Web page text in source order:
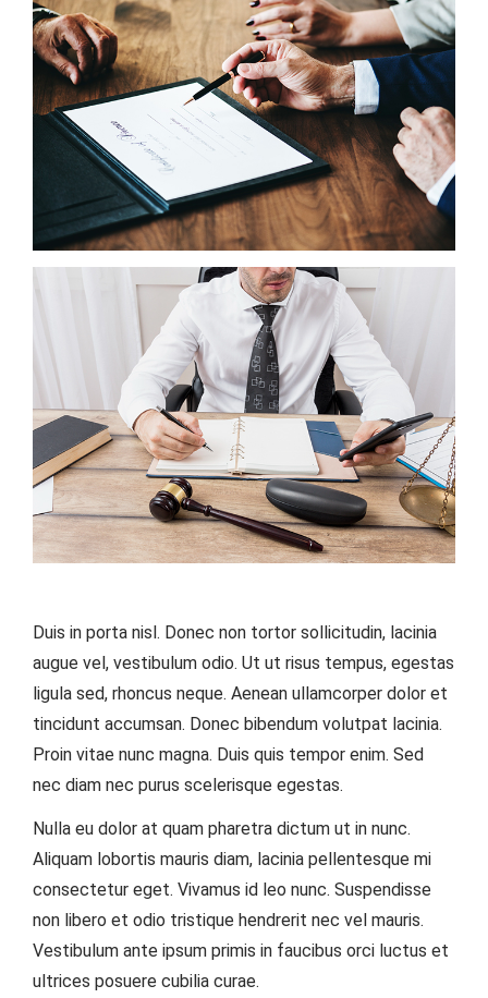
Duis in porta nisl. Donec non tortor sollicitudin, lacinia
augue vel, vestibulum odio. Ut ut risus tempus, egestas
ligula sed, rhoncus neque. Aenean ullamcorper dolor et
tincidunt accumsan. Donec bibendum volutpat lacinia.
Proin vitae nunc magna. Duis quis tempor enim. Sed
nec diam nec purus scelerisque egestas.
Nulla eu dolor at quam pharetra dictum ut in nunc.
Aliquam lobortis mauris diam, lacinia pellentesque mi
consectetur eget. Vivamus id leo nunc. Suspendisse
non libero et odio tristique hendrerit nec vel mauris.
Vestibulum ante ipsum primis in faucibus orci luctus et
ultrices posuere cubilia curae.